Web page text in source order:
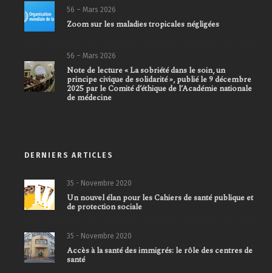
56 – Mars 2026
Zoom sur les maladies tropicales négligées
56 – Mars 2026
Note de lecture « La sobriété dans le soin, un
principe civique de solidarité », publié le 9 décembre
2025 par le Comité d’éthique de l’Académie nationale
de médecine
DERNIERS ARTICLES
35 - Novembre 2020
Un nouvel élan pour les Cahiers de santé publique et
de protection sociale
35 - Novembre 2020
Accès à la santé des immigrés: le rôle des centres de
santé